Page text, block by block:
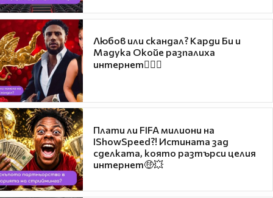
Любов или скандал? Карди Би и
Мадука Окойе разпалиха
интернет❤️‍🔥🔥
Плати ли FIFA милиони на
IShowSpeed?! Истината зад
сделката, която разтърси целия
интернет🤑💥